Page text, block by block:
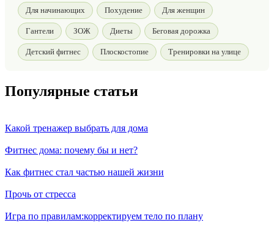
Для начинающих Похудение Для женщин
Гантели ЗОЖ Диеты Беговая дорожка
Детский фитнес Плоскостопие Тренировки на улице
Популярные статьи
Какой тренажер выбрать для дома
Фитнес дома: почему бы и нет?
Как фитнес стал частью нашей жизни
Прочь от стресса
Игра по правилам:корректируем тело по плану